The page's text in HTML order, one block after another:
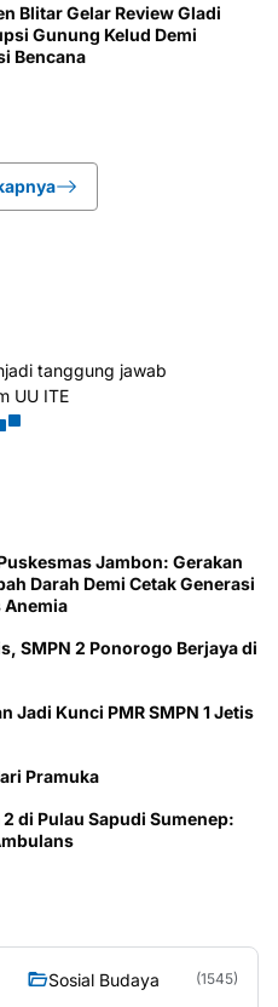
Blitar Gelar Review Gladi
Gunung Kelud Demi
Bencana
tanggung jawab
UU ITE
Jambon: Gerakan
Darah Demi Cetak Generasi
Anemia
SMPN 2 Ponorogo Berjaya di
Jadi Kunci PMR SMPN 1 Jetis
Pramuka
di Pulau Sapudi Sumenep:
Sosial Budaya (1545)